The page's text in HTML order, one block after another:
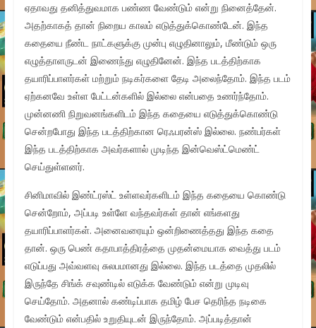
ஏதாவது தனித்துவமாக பண்ண வேண்டும் என்று நினைத்தேன்.
அதற்காகத் தான் நிறைய காலம் எடுத்துக்கொண்டேன். இந்த
கதையை நீண்ட நாட்களுக்கு முன்பு எழுதினாலும், மீண்டும் ஒரு
எழுத்தாளருடன் இணைந்து எழுதினேன். இந்த படத்திற்காக
தயாரிப்பாளர்கள் மற்றும் நடிகர்களை தேடி அலைந்தோம். இந்த படம்
ஏற்கனவே உள்ள பேட்டன்களில் இல்லை என்பதை உணர்ந்தோம்.
முன்னணி நிறுவனங்களிடம் இந்த கதையை எடுத்துக்கொண்டு
சென்றபோது இந்த படத்திற்கான ரெஃபரன்ஸ் இல்லை. நண்பர்கள்
இந்த படத்திற்காக அவர்களால் முடிந்த இன்வெஸ்ட்மெண்ட்
செய்துள்ளனர்.
சினிமாவில் இண்ட்ரஸ்ட் உள்ளவர்களிடம் இந்த கதையை கொண்டு
சென்றோம், அப்படி உள்ளே வந்தவர்கள் தான் எங்களது
தயாரிப்பாளர்கள். அனைவரையும் ஒன்றிணைத்தது இந்த கதை
தான். ஒரு பெண் கதாபாத்திரத்தை முதன்மையாக வைத்து படம்
எடுப்பது அவ்வளவு சுலபமானது இல்லை. இந்த படத்தை முதலில்
இருந்தே சிங்க் சவுண்டில் எடுக்க வேண்டும் என்று முடிவு
செய்தோம். அதனால் கண்டிப்பாக தமிழ் பேச தெரிந்த நடிகை
வேண்டும் என்பதில் உறுதியுடன் இருந்தோம். அப்படித்தான்